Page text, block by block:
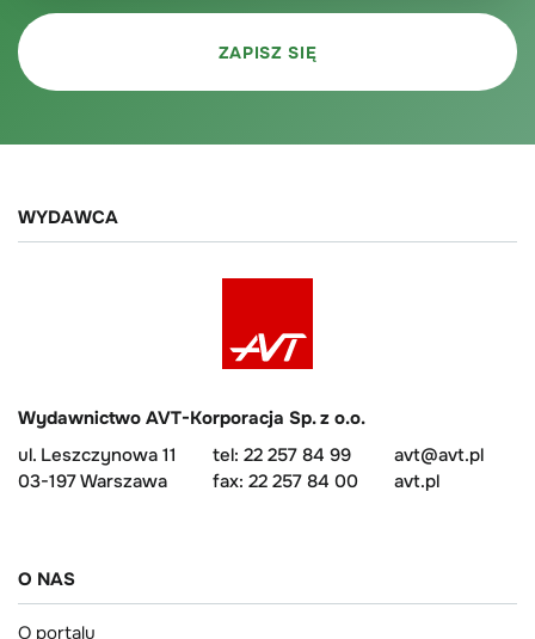
WYDAWCA
Wydawnictwo AVT-Korporacja Sp. z o.o.
ul. Leszczynowa 11
03-197 Warszawa
tel: 22 257 84 99
fax: 22 257 84 00
avt@avt.pl
avt.pl
O NAS
O portalu